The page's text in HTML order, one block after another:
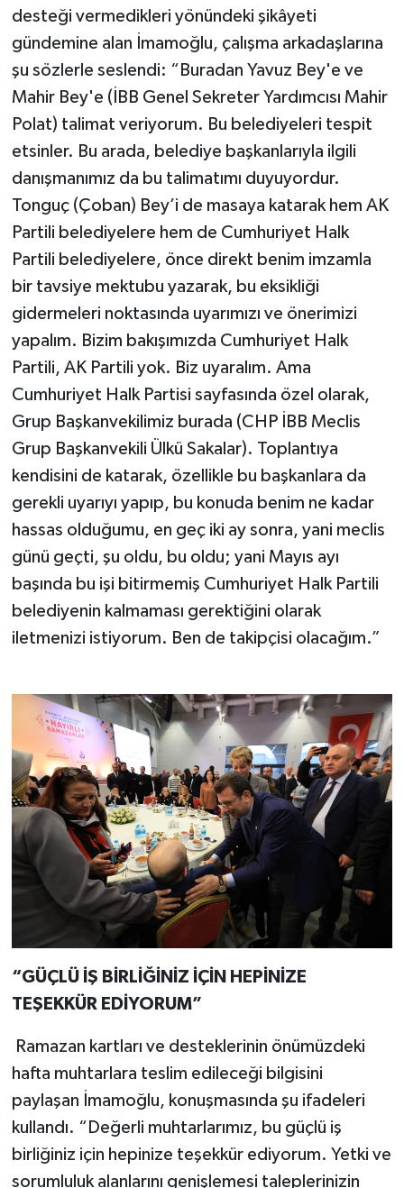
desteği vermedikleri yönündeki şikâyeti
gündemine alan İmamoğlu, çalışma arkadaşlarına
şu sözlerle seslendi: “Buradan Yavuz Bey'e ve
Mahir Bey'e (İBB Genel Sekreter Yardımcısı Mahir
Polat) talimat veriyorum. Bu belediyeleri tespit
etsinler. Bu arada, belediye başkanlarıyla ilgili
danışmanımız da bu talimatımı duyuyordur.
Tonguç (Çoban) Bey’i de masaya katarak hem AK
Partili belediyelere hem de Cumhuriyet Halk
Partili belediyelere, önce direkt benim imzamla
bir tavsiye mektubu yazarak, bu eksikliği
gidermeleri noktasında uyarımızı ve önerimizi
yapalım. Bizim bakışımızda Cumhuriyet Halk
Partili, AK Partili yok. Biz uyaralım. Ama
Cumhuriyet Halk Partisi sayfasında özel olarak,
Grup Başkanvekilimiz burada (CHP İBB Meclis
Grup Başkanvekili Ülkü Sakalar). Toplantıya
kendisini de katarak, özellikle bu başkanlara da
gerekli uyarıyı yapıp, bu konuda benim ne kadar
hassas olduğumu, en geç iki ay sonra, yani meclis
günü geçti, şu oldu, bu oldu; yani Mayıs ayı
başında bu işi bitirmemiş Cumhuriyet Halk Partili
belediyenin kalmaması gerektiğini olarak
iletmenizi istiyorum. Ben de takipçisi olacağım.”
“GÜÇLÜ İŞ BİRLİĞİNİZ İÇİN HEPİNİZE
TEŞEKKÜR EDİYORUM”
Ramazan kartları ve desteklerinin önümüzdeki
hafta muhtarlara teslim edileceği bilgisini
paylaşan İmamoğlu, konuşmasında şu ifadeleri
kullandı. “Değerli muhtarlarımız, bu güçlü iş
birliğiniz için hepinize teşekkür ediyorum. Yetki ve
sorumluluk alanlarını genişlemesi taleplerinizin